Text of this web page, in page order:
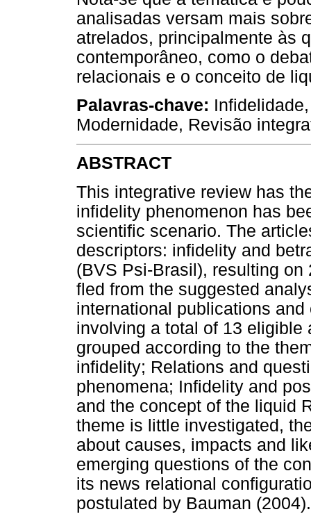
analisadas versam mais
atrelados, principalmente às
contemporâneo, como o
relacionais e o conceito de
Palavras-chave:
Modernidade, Revisão
ABSTRACT
This integrative review has
infidelity phenomenon has
scientific scenario. The
descriptors: infidelity and
(BVS Psi-Brasil), resulting
fled from the suggested
international publications
involving a total of 13 eligible
grouped according to the
infidelity; Relations and
phenomena; Infidelity and
and the concept of the liquid
theme is little investigated,
about causes, impacts and
emerging questions of the
its news relational
postulated by Bauman (2004).